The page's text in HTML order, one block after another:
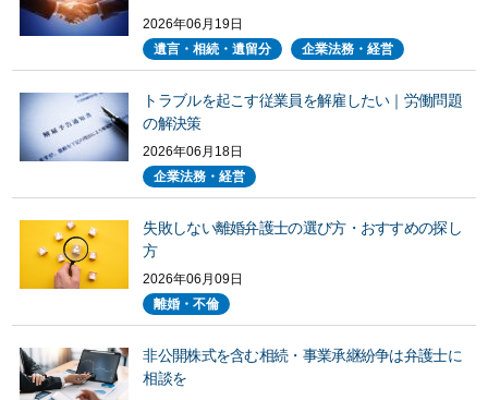
2026年06月19日
遺言・相続・遺留分
企業法務・経営
トラブルを起こす従業員を解雇したい｜労働問題
の解決策
2026年06月18日
企業法務・経営
失敗しない離婚弁護士の選び方・おすすめの探し
方
2026年06月09日
離婚・不倫
非公開株式を含む相続・事業承継紛争は弁護士に
相談を